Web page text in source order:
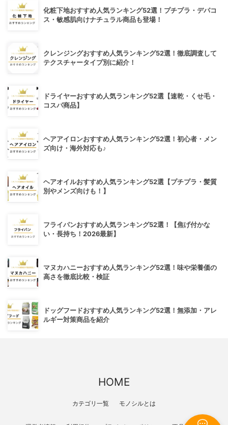
化粧下地おすすめ人気ランキング52選！プチプラ・デパコ
ス・敏感肌向けナチュラル商品も登場！
クレンジングおすすめ人気ランキング52選！徹底調査して
テクスチャータイプ別に紹介！
ドライヤーおすすめ人気ランキング52選【速乾・くせ毛・
コスパ商品】
ヘアアイロンおすすめ人気ランキング52選！初心者・メン
ズ向け・海外対応も♪
ヘアオイルおすすめ人気ランキング52選【プチプラ・髪質
別やメンズ向けも！】
フライパンおすすめ人気ランキング52選！【焦げ付かな
い・長持ち！2026最新】
マヌカハニーおすすめ人気ランキング52選！味や栄養価の
高さを徹底比較・検証
ドッグフードおすすめ人気ランキング52選！無添加・アレ
ルギー対策商品を紹介
HOME
カテゴリ一覧 モノシルとは